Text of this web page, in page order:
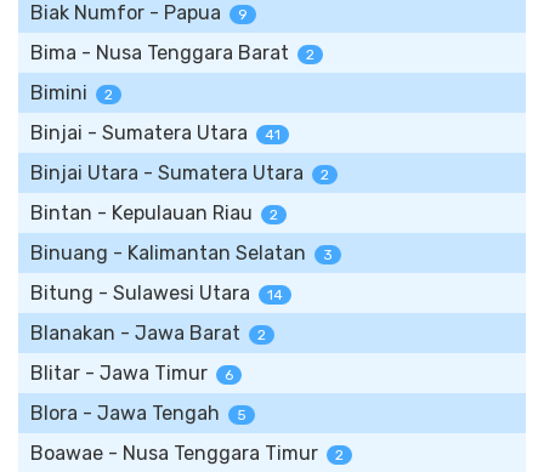
Biak Numfor - Papua 9
Bima - Nusa Tenggara Barat 2
Bimini 2
Binjai - Sumatera Utara 41
Binjai Utara - Sumatera Utara 2
Bintan - Kepulauan Riau 2
Binuang - Kalimantan Selatan 3
Bitung - Sulawesi Utara 14
Blanakan - Jawa Barat 2
Blitar - Jawa Timur 6
Blora - Jawa Tengah 5
Boawae - Nusa Tenggara Timur 2